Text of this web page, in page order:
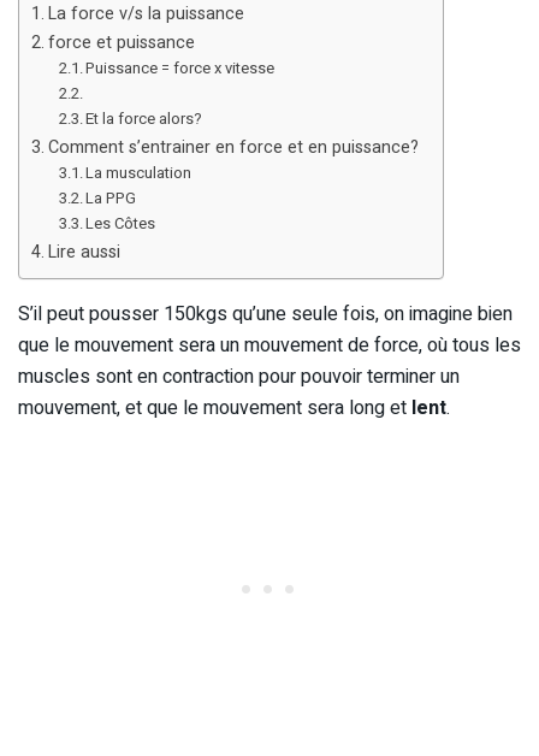
La force v/s la puissance
force et puissance
Puissance = force x vitesse
Et la force alors?
Comment s’entrainer en force et en puissance?
La musculation
La PPG
Les Côtes
Lire aussi
S’il peut pousser 150kgs qu’une seule fois, on imagine bien
que le mouvement sera un mouvement de force, où tous les
muscles sont en contraction pour pouvoir terminer un
mouvement, et que le mouvement sera long et lent.